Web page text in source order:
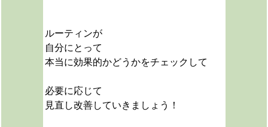
ルーティンが
自分にとって
本当に効果的かどうかをチェックして
必要に応じて
見直し改善していきましょう！